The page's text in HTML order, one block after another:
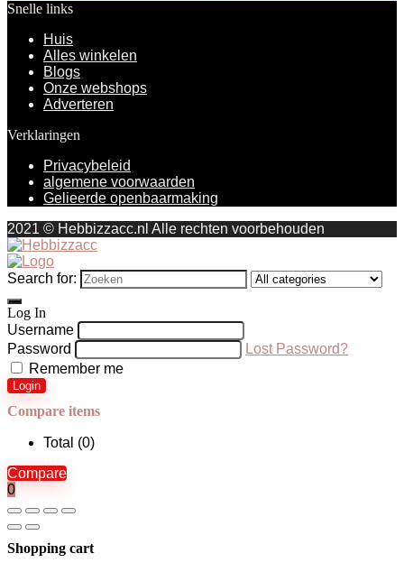
Snelle links
Huis
Alles winkelen
Blogs
Onze webshops
Adverteren
Verklaringen
Privacybeleid
algemene voorwaarden
Gelieerde openbaarmaking
2021 © Hebbizzacc.nl Alle rechten voorbehouden
Search for:
Log In
Username
Password
Lost Password?
Remember me
Login
Compare items
Total (0)
Compare
0
Shopping cart